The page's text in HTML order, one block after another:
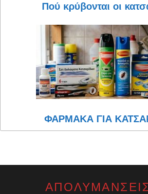
Πού κρύβονται οι
ΦΑΡΜΑΚΑ ΓΙΑ